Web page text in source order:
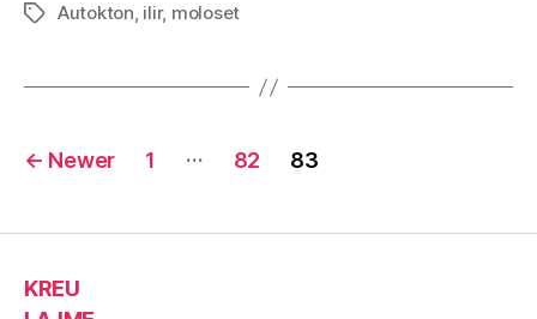
TagsAutokton, ilir, moloset
Posts
← Newer 1 … 82 83
KREU